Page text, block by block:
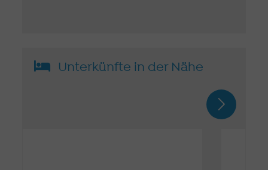
Unterkünfte in der Nähe